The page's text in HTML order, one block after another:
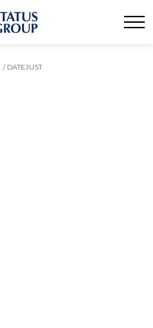
/ DATEJUST